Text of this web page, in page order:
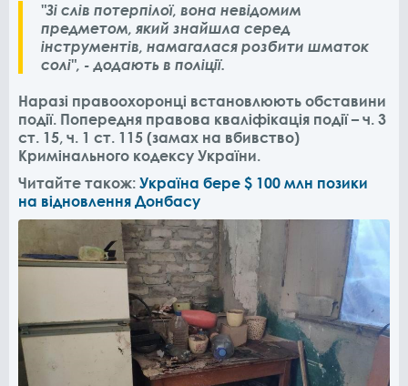
"Зі слів потерпілої, вона невідомим
предметом, який знайшла серед
інструментів, намагалася розбити шматок
солі", - додають в поліції.
Наразі правоохоронці встановлюють обставини
події. Попередня правова кваліфікація події – ч. 3
ст. 15, ч. 1 ст. 115 (замах на вбивство)
Кримінального кодексу України.
Читайте також: Україна бере $ 100 млн позики
на відновлення Донбасу